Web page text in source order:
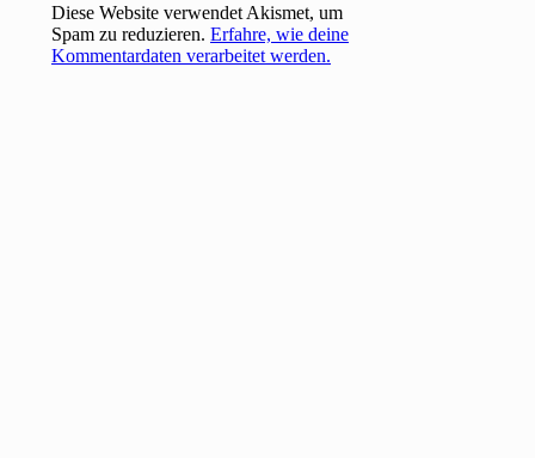
Diese Website verwendet Akismet, um
Spam zu reduzieren.Erfahre, wie deine
Kommentardaten verarbeitet werden.